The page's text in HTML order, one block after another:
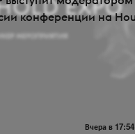
конференции на
Вчера в 17:54